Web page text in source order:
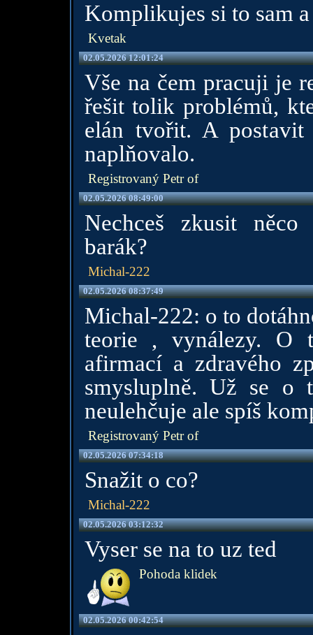
Komplikujes si to sam
Kvetak
02.05.2026 12:01:24
Vše na čem pracuji je
řešit tolik problémů,
elán tvořit. A
naplňovalo.
Registrovaný Petr of
02.05.2026 08:49:00
Nechceš zkusit
barák?
Michal-222
02.05.2026 08:37:49
Michal-222: o to
teorie , vynálezy. O
afirmací a zdravého
smysluplně. Už se
neulehčuje ale spíš
Registrovaný Petr of
02.05.2026 07:34:18
Snažit o co?
Michal-222
02.05.2026 03:12:32
Vyser se na to uz ted
Pohoda klidek
02.05.2026 00:42:54